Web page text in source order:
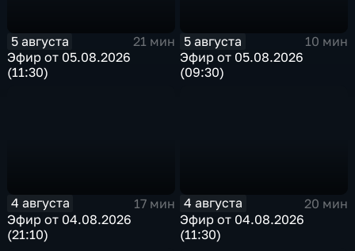
5 августа
21 мин
Эфир от 05.08.2026
(11:30)
5 августа
10 мин
Эфир от 05.08.2026
(09:30)
4 августа
17 мин
Эфир от 04.08.2026
(21:10)
4 августа
20 мин
Эфир от 04.08.2026
(11:30)